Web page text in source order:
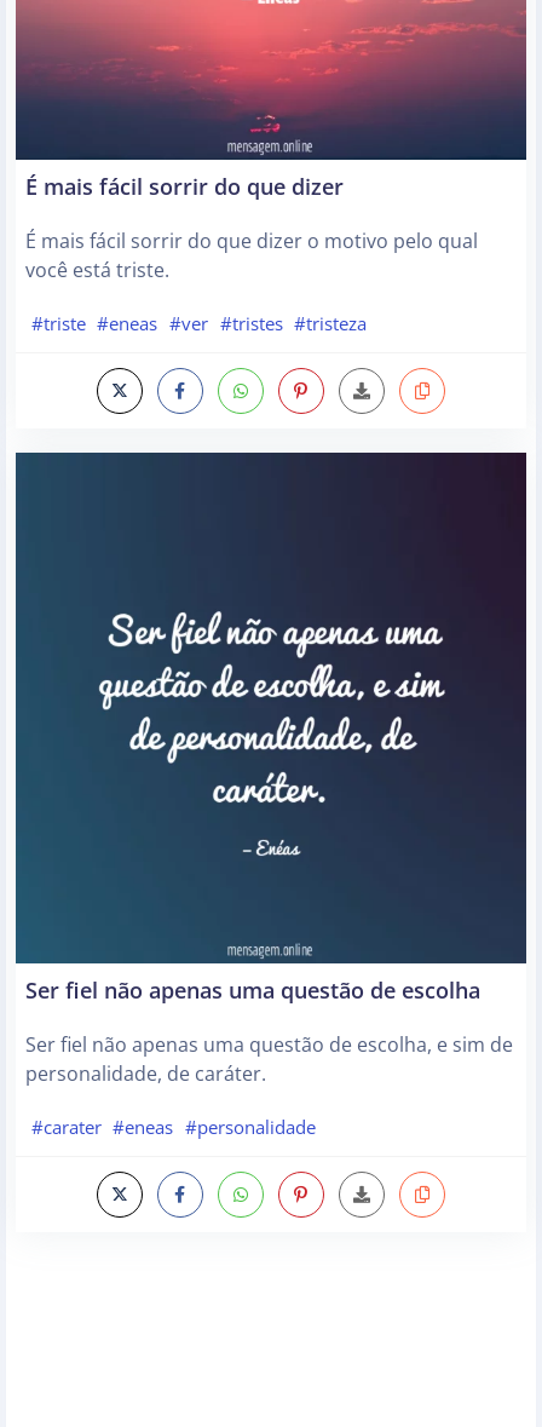
É mais fácil sorrir do que dizer
É mais fácil sorrir do que dizer o motivo pelo qual
você está triste.
#triste #eneas #ver #tristes #tristeza
Ser fiel não apenas uma questão de escolha
Ser fiel não apenas uma questão de escolha, e sim de
personalidade, de caráter.
#carater #eneas #personalidade